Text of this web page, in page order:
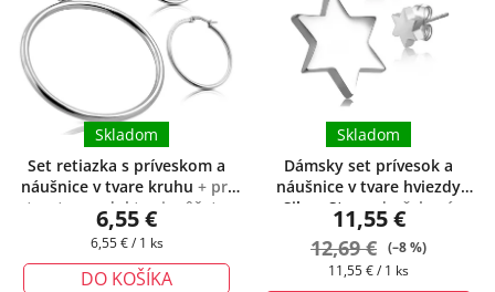
Set retiazka s príveskom a
náušnice v tvare kruhu + pri
tomto produkte si môžete
zvoliť dĺžku retiazky podľa
Vášich potrieb
Skladom
6,55 €
Jednotková
6,55 € / 1 ks
DO KOŠÍKA
Dámsky set prívesok a
náušnice v tvare hviezdy
Silver Star + darčeková
krabička zadarmo
Skladom
11,55 €
12,69 €
(–8 %)
Jednotková
11,55 € / 1 ks